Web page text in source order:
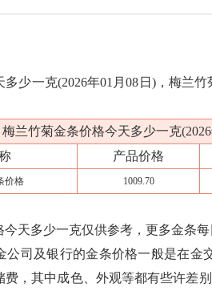
少一克(2026年01月08日)，梅兰
梅兰竹菊金条价格今天多少一克
产品价格
价格 1009.70
今天多少一克仅供参考，更多金条
公司及银行的金条价格一般是在金
费，其中成色、外观等都有些许差